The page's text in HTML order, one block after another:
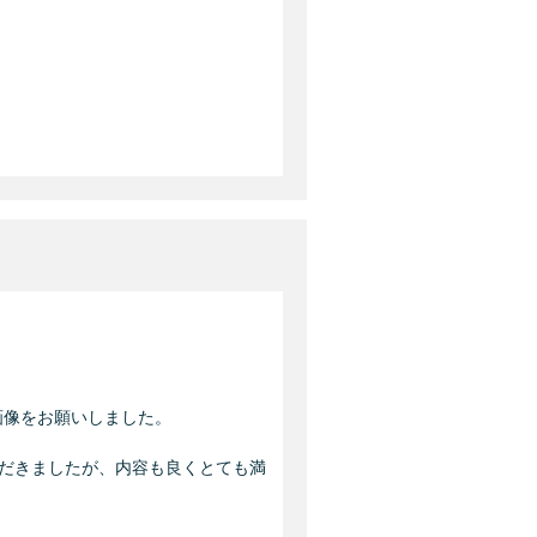
をお願いしました。
きましたが、内容も良くとても満